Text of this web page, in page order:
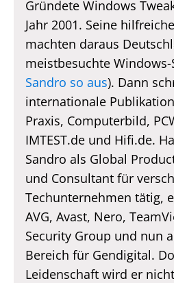
Gründete Windows
Jahr 2001. Seine
machten daraus
meistbesuchte Windows-
Sandro so aus). Dann
internationale
Praxis, Computerbild,
IMTEST.de und Hifi.de.
Sandro als Global
und Consultant für
Techunternehmen tätig,
AVG, Avast, Nero,
Security Group und nun
Bereich für Gendigital.
Leidenschaft wird er